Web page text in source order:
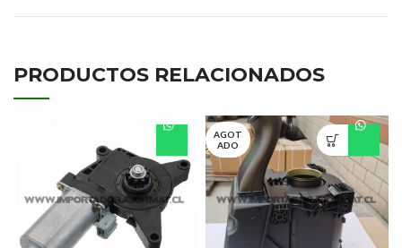
PRODUCTOS RELACIONADOS
AGOT
ADO